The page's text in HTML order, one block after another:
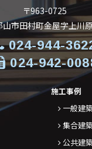
〒963-0725
山市田村町金屋字上川
024-944-
024-942-
施工事例
一般建
集合建
公共建